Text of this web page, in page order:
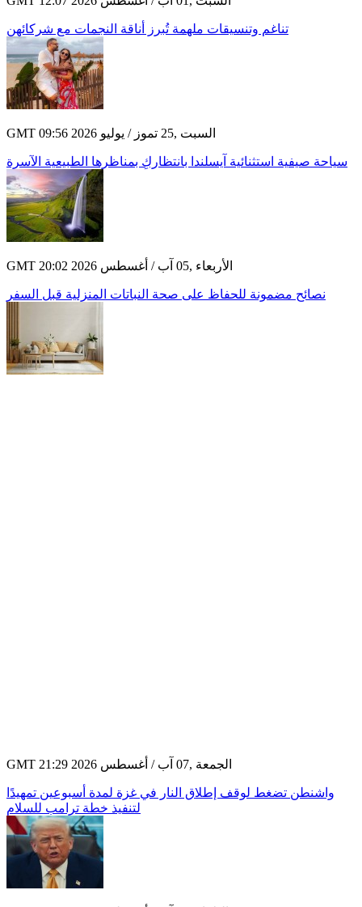
تناغم وتنسيقات ملهمة تُبرز أناقة النجمات مع شركائهن
GMT 09:56 2026 السبت ,25 تموز / يوليو
سياحة صيفية استثنائية آيسلندا بانتظاركِ بمناظرها الطبيعية الآسرة
GMT 20:02 2026 الأربعاء ,05 آب / أغسطس
نصائح مضمونة للحفاظ على صحة النباتات المنزلية قبل السفر
GMT 21:29 2026 الجمعة ,07 آب / أغسطس
واشنطن تضغط لوقف إطلاق النار في غزة لمدة أسبوعين تمهيدًا
لتنفيذ خطة ترامب للسلام